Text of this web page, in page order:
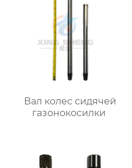
Вал колес сидячей
газонокосилки